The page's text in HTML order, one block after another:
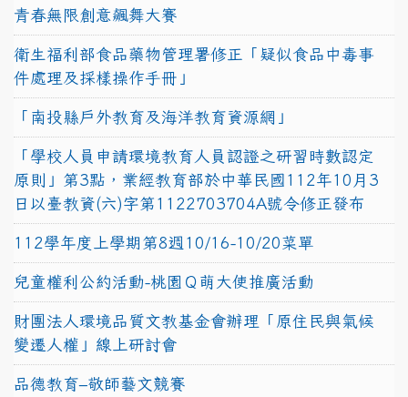
青春無限創意飆舞大賽
衛生福利部食品藥物管理署修正「疑似食品中毒事
件處理及採樣操作手冊」
「南投縣戶外教育及海洋教育資源網」
「學校人員申請環境教育人員認證之研習時數認定
原則」第3點，業經教育部於中華民國112年10月3
日以臺教資(六)字第1122703704A號令修正發布
112學年度上學期第8週10/16-10/20菜單
兒童權利公約活動-桃園Ｑ萌大使推廣活動
財團法人環境品質文教基金會辦理「原住民與氣候
變遷人權」線上研討會
品德教育–敬師藝文競賽